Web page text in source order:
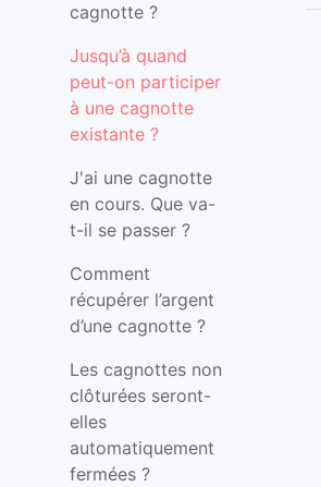
cagnotte ?
Jusqu’à quand
peut-on participer
à une cagnotte
existante ?
J'ai une cagnotte
en cours. Que va-
t-il se passer ?
Comment
récupérer l’argent
d’une cagnotte ?
Les cagnottes non
clôturées seront-
elles
automatiquement
fermées ?